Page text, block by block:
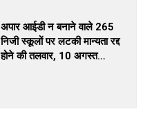
अपार आईडी न बनाने वाले 265
निजी स्कूलों पर लटकी मान्यता रद्द
होने की तलवार, 10 अगस्त…